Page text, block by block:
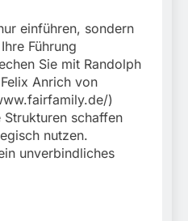
einführen, sondern
Führung
Sie mit Randolph
Anrich von
)
schaffen
nutzen.
unverbindliches